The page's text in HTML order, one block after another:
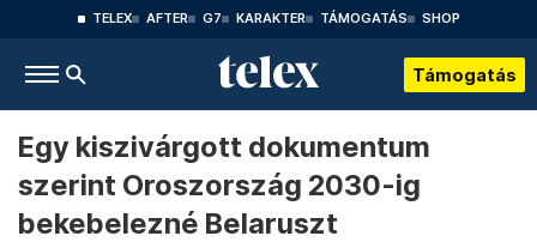
TELEX AFTER G7 KARAKTER TÁMOGATÁS SHOP
Támogatás
Egy kiszivárgott dokumentum
szerint Oroszország 2030-ig
bekebelezné Belaruszt